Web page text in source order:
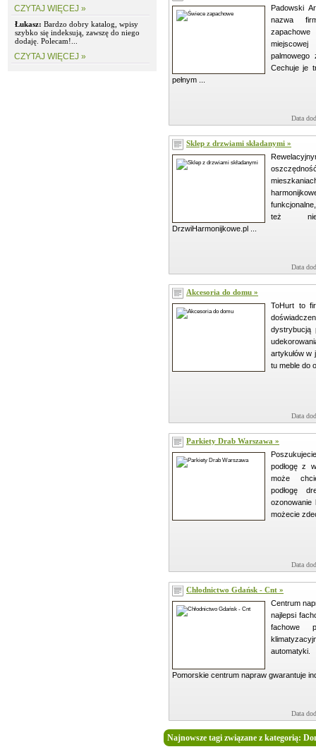
CZYTAJ WIĘCEJ »
Łukasz: Bardzo dobry katalog, wpisy
szybko się indeksują, zawszę do niego
dodaję. Polecam!...
CZYTAJ WIĘCEJ »
Padowski
nazwa
palmowego
Cechuje je
pełnym ...
Data
Sklep z drzwiami składanymi »
też
DrzwiHarmonijkowe.pl ...
Data
Akcesoria do domu »
ToHurt to
dystrybucją
artykułów w
tu meble do
Data
Parkiety Drab Warszawa »
podłogę z
może
podłogę
ozonowanie
możecie
Data
Chłodnictwo Gdańsk - Cnt »
Centrum
najlepsi
fachowe
automatyki.
Pomorskie centrum napraw gwarantuje
Data
Najnowsze tagi związane z kategorią: